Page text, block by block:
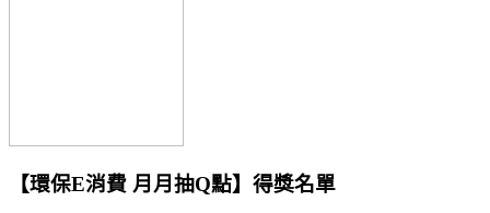
【環保E消費 月月抽Q點】得獎名單